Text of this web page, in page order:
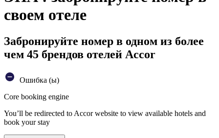
своем отеле
Забронируйте номер в одном из более
чем 45 брендов отелей Accor
Ошибка (ы)
Core booking engine
You’ll be redirected to Accor website to view available hotels and
book your stay